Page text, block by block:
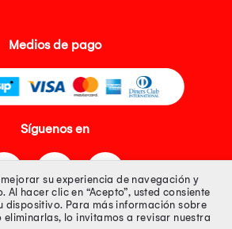
Medios de pago
Síguenos en
su experiencia de navegación y
Al hacer clic en “Acepto”, usted consiente
dispositivo. Para más información sobre
lo invitamos a revisar nuestra